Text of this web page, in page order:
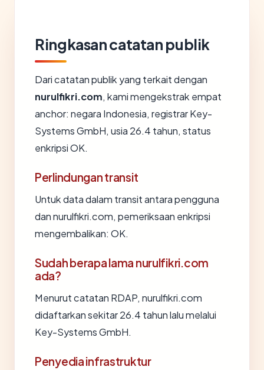
Ringkasan catatan publik
Dari catatan publik yang terkait dengan
nurulfikri.com, kami mengekstrak empat
anchor: negara Indonesia, registrar Key-
Systems GmbH, usia 26.4 tahun, status
enkripsi OK.
Perlindungan transit
Untuk data dalam transit antara pengguna
dan nurulfikri.com, pemeriksaan enkripsi
mengembalikan: OK.
Sudah berapa lama nurulfikri.com
ada?
Menurut catatan RDAP, nurulfikri.com
didaftarkan sekitar 26.4 tahun lalu melalui
Key-Systems GmbH.
Penyedia infrastruktur